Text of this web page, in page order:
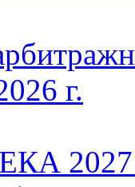
г.
2027: